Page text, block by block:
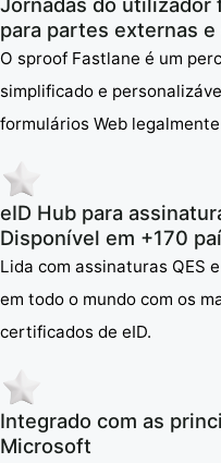
para partes externas
O sproof Fastlane é um
simplificado e
formulários Web
eID Hub para
Disponível em +170
Lida com assinaturas QES
em todo o mundo com os
certificados de eID.
Integrado com as
Microsoft